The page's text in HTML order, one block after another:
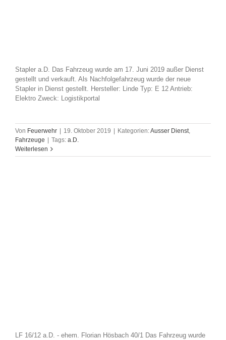
Stapler a.D. Das Fahrzeug wurde am 17. Juni 2019 außer Dienst
gestellt und verkauft. Als Nachfolgefahrzeug wurde der neue
Stapler in Dienst gestellt. Hersteller: Linde Typ: E 12 Antrieb:
Elektro Zweck: Logistikportal
Von Feuerwehr | 19. Oktober 2019 | Kategorien:Ausser Dienst
Fahrzeuge | Tags: a.D.
Weiterlesen
LF 16/12 a.D. - ehem. Florian Hösbach 40/1 Das Fahrzeug wurde